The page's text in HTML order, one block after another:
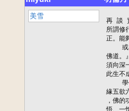
美雪
再 談 實 修 ●鞭鼓生
所謂修行，就是修正自己的行為。依什麼標準修正呢？佛教徒就是依佛陀所立的戒法來修
正。能夠依教實修，了生脫死才有希望。
    或者有人會問：「法華經不是說：『若人散亂心，入于塔廟中，一稱南無佛，皆共成
佛道。』嗎？」慈舟大師說：「單合掌，小低頭，就種成佛之因。但是大家欲了生死，必
須向深一步處下手。」雪公也說：「在世間如住旅館，住了馬上要走，因另有要事要辦，
此生不成就，後悔無及了。要有辦法，就在這生成就，來生不可靠。」
    學佛之人，都知道心有覺悟的功德，但是，若不修行，便沉淪在迷惑顛倒中，終日攀
緣五欲六塵，教他怎麼空煩惱、起覺悟？其實眾生本具的功德與諸佛的功德是分毫不差的
，佛的功德，也是昔日為眾生時，發菩提心，老實修行而彰顯，所以佛與眾生只在一迷一
悟、一惰一勤而已。吾輩凡夫要轉迷成悟，必得謙卑恭敬地在心地上痛下工夫啊！
    說到深一步處下手，很基本的，要誠實地觀照自己的內「心」：慚愧懺悔心發了嗎？
修行人能時時懺悔才能遠離惡法，能時時懺悔，才能改往修善。還有無常恐怖心發了嗎？
想想無常一到，罪障未消，惡報現前，墮落沉淪，何等驚心！再有出離心懇切嗎？無上甚
深微妙法，百千萬劫難遭遇，怎能不趁聞妙法之緣，速速求出離呢？再問菩提心發了嗎？
眾生無邊誓願度，煩惱無盡誓願斷，法門無量誓願學，佛道無上誓願成。修行人的心地，
要綿密成片，確確實實地導入佛陀的功德覺海中。
    總之，真要修行，就要善轉，徹底改變悠悠泛泛、拖泥帶水的心態。比如明知守戒才
能了生脫死，偏偏受了戒，還名利心不死，惱害眾生，這就叫捨光明路不走，往漆黑的胡
同裏鑽。慈舟大師說：「佛法雖然慈悲我們，只怕我們不慈悲自己。佛即是心故，念佛持
戒是分不開的，是一件事，好好念佛吧！」讓我們以一句句的阿彌陀佛，來善轉世間的黑
業吧！一轉一切轉，修行的步履踏實了，道業才能堅如磐石，往生西方也才有確切的保障
。

讀易散記：泰卦六爻 ●自 明
初九。拔茅茹，以其彙。征吉。

    王輔嗣注：「茅之為物，拔其根，而相牽引也。茹，相牽引之貌也。三陽同志，俱志
在外。初為類首，已舉，則從，若茅茹也。上順而應，不為違距。進皆得志，故以其類征
吉也。」
    據孔氏正義解釋。拔茅茹者，意為初九欲往於上，九二與九三皆欲往上而行。初九已
舉而去，九二九三則從之而去。猶如拔茅舉起其根，則相牽茹。茹，就是茅與其根互相牽
引之意。以其彙者，彙作類字講，即茅與根以類相從之意。征吉者，爾雅釋言：「征，行
也。」
上坤而順，下應於乾，初九已去則納之。故云征行而吉。
    據李氏疏說，茅根相連，拔則牽引。茹為牽引之貌。內卦三陽同志，與外卦坤為正應
，故云俱志在外。鄭康成曰：「彙，類也。」初為陽類之首，已舉，則二陽相從，如茅之
茹。
上坤為順，下應于乾，不相違距。陽升為進。進皆得志。故曰，以其彙，征吉。
    象傳說：「拔茅征吉，志在外也。」
    虞仲翔注：「否泰反其類。否巽為茅。茹，茅根。艮為手。彙，類也。初應四，故拔
茅茹以彙。震為征，得位應四，征吉。志在外。外，謂四也。」
    據李氏疏說，「否泰反其類」是雜卦傳文，反類，即是旁通之義。泰卦反類即是否卦
。
「否巽為茅」是指否卦中的互體巽。虞氏逸象：「巽為草木。」剛爻為木，柔爻為草。又
「巽為白茅。」白，故為茅。否初應四，與四同體，在地中，故茹為茅根。「艮為手」是
說卦傳文。艮在否卦四爻，此即以手拔茅之象。乾初　正應，乾文言傳說：「確乎不拔。
」是說難拔。泰初與四正應。「拔茅茹」是說易拔。鄭注訓彙為類。以內卦乾三陽為一類
。四拔初，初即應四。故曰：「拔茅茹以彙。」震為征者，否卦陽息初，則內卦為震。虞
氏逸象：「震為行。」爾雅釋言：「征，行也。」初得位，與四陰陽正應，故征吉。四應
初，既濟定，四體坎為志，故外謂四。
    孔氏正義：「志在外者，釋拔茅征吉之意。以其三陽志意皆在於外，已行則從，而似
拔茅，征行而得吉。此假外物以明義也。」
    志在外者，在心為志，發之於言行，則為淑世利人，以遂成己成物之功。這是天地交
泰之本，亦即是學易者必須具有的心懷。

    九二，包巟。用馮河。不遐遺。朋亡。得尚乎中行。

    「包巟。」包巟的「巟」字，王注本作「荒」。釋文：「荒，本亦作巟，音同，鄭讀
為康，云，虛也。」
    翟元注：「巟，虛也。二五相應，五虛?陽，二上包之。」
    據惠徵君及李疏解釋。巟是荒的古字。詩經大雅桑柔篇：「具贅卒荒。」毛傳：「荒
，虛也。」下體乾，為盈。上體坤，為虛。故云：「五虛？陽」二五相應，二當升五。故
云：「二上包之。」
    「用馮河。不遐遺。」
    荀慈明注：「河出于乾，行于地中。陽性欲升，陰性欲承。馮河而上，不用舟斻。自
地升天，道雖遼遠，三體俱上，不能止之，故曰不遐遺。」
    據李疏解釋。爾雅釋水：「河出崑崙虛。」漢書溝洫志亦記載：「河出崑崙，經中國
，注渤海。是其地勢西北高，而東南下也。」說卦傳：「乾，西北之卦也。」河發源在西
北，故云：「河出于乾。」孟子滕文公下篇說：「水由地中行，江淮河漢是也。」今此泰卦
，乾在坤下。故云：「行於地中。」易緯乾鑿度說：「陽氣升上，陰氣欲承。」故云：「
乾性欲升，陰性欲承。」詩經小雅小旻篇：「不敢馮河。」毛傳：「馮，陵也。」故云：
「馮河而上，不用舟斻。」意為馮河上五，將變泰為既濟。二升五，是自地升上。歷乾，
是天道遼遠。這是九二獨上，而非「三體俱上」。五應二，是雖遠不能止之。故曰：「不
遐遺。」
    「朋亡，得尚于中行。」
    荀慈明注：「中，謂五。坤為朋。朋亡而下。則二上居五，而行中和矣。」
    據惠徵君及李氏疏解釋。五居上體之中，故中謂五。坤卦彖傳說：「西南得朋。」故
坤為朋。坤彖傳又說：「東北喪朋。」魏伯陽參同契說：「坤乙三十日，東北喪其朋。」
以納甲之說，坤喪乙為亡。蓋六五離其朋類，而下至二，故云：「朋亡而下。」尚與上通
用。六五下居於二，則九二上居於五，於是各得其正，而行中和。是為「得尚于中行。」
中和，是就二五易位之後，指六二九五而言。合言之，則二五為中，二五相應為和。分言
之，則九五為中，六二為和。故周禮大宗伯說：「以天產作陰德，以中禮防之。以地產作
陽德，以和樂防之。」天地即是二五。天交乎地，即是以天產作陰德，五為中，故以中禮
防之。地交乎地，即是以地產作陽德，二為和，故以和樂防之。大宗伯又說：「以禮樂合
天地之化，百物之產。」禮記中庸說：「致中和，天地位焉，萬物育焉。」皆是此義。
    象傳說：「包巟。得尚于中行。以光大也。」
    虞仲翔注：「在中，稱包。巟，大川也。馮河，涉河。遐，遠。遺，亡也。失位，變
得正。體坎。坎為大川，為河。震為足。故用馮河。乾為遠，故不遐遺。兌為朋，坤虛?君
。
欲使二上，故朋亡。二與五易位，故得上于中行。震為行，故光大也。」
    據李氏疏說。二在中，為上下所包，故稱包。巟?。?是川的本字。說文：「巟，水廣
也。」故云巟為大川。爾雅釋訓：「馮河，徒涉也。」故注馮河為涉河。爾雅釋詁：「遐
，遠也。」說文：「遺，亡也。」九二，陽爻失位，變為陰爻，得正，其體為坎。坎為水
。故為大川，而稱為巟。九家易說卦傳：「坎為河。」今本河作可，當是河字磨滅之餘。
此同惠徵君之說。三四五互震，為足。以震足涉坎水，故用馮河。春秋昭公十八年左氏傳
：「天道遠。」故乾為遠。雖遠不亡，故曰不遐遺。兌卦象傳說：「君子以朋友講習。」
故兌為朋。上體坤，陰爻居五，故坤虛?君。九二上居于五，則互體兌毀，故曰朋亡。尚與
上通。二五易位，則二得上于中行，震足為行。六五下降至二，內卦成離。離為光，乾為
大。故為光大。
    泰卦六爻，其中二五兩爻皆失其位。依荀虞二氏之義，二五易位，則六爻皆正。九二
乃上居於五，六五下居於二，二五相應，以行中和之道。由此而成既濟，故為光大。此說
甚得經義，其他各注之說，可備參考。

唯識三十頌研究(八十二)
智